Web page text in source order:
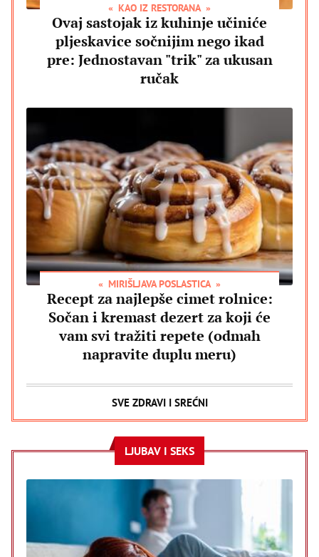
KAO IZ RESTORANA
Ovaj sastojak iz kuhinje učiniće
pljeskavice sočnijim nego ikad
pre: Jednostavan "trik" za ukusan
ručak
MIRIŠLJAVA POSLASTICA
Recept za najlepše cimet rolnice:
Sočan i kremast dezert za koji će
vam svi tražiti repete (odmah
napravite duplu meru)
SVE ZDRAVI I SREĆNI
LJUBAV I SEKS